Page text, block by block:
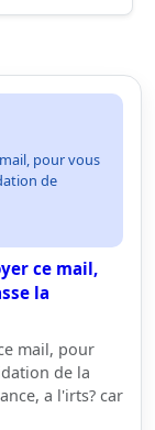
pour vous
de
ce mail,
la
mail, pour
de la
a l'irts? car